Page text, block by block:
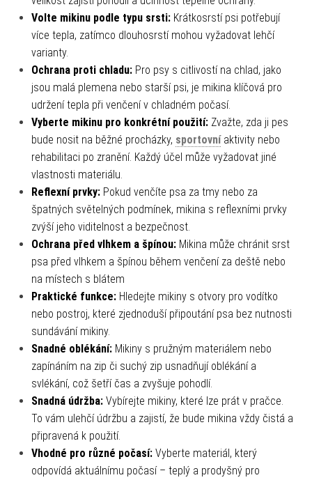
Volte mikinu podle typu srsti: Krátkosrstí psi potřebují
více tepla, zatímco dlouhosrstí mohou vyžadovat lehčí
varianty.
Ochrana proti chladu: Pro psy s citlivostí na chlad, jako
jsou malá plemena nebo starší psi, je mikina klíčová pro
udržení tepla při venčení v chladném počasí.
Vyberte mikinu pro konkrétní použití: Zvažte, zda ji pes
bude nosit na běžné procházky, sportovníaktivity nebo
rehabilitaci po zranění. Každý účel může vyžadovat jiné
vlastnosti materiálu.
Reflexní prvky: Pokud venčíte psa za tmy nebo za
špatných světelných podmínek, mikina s reflexními prvky
zvýší jeho viditelnost a bezpečnost.
Ochrana před vlhkem a špínou: Mikina může chránit srst
psa před vlhkem a špínou během venčení za deště nebo
na místech s blátem
Praktické funkce: Hledejte mikiny s otvory pro vodítko
nebo postroj, které zjednoduší připoutání psa bez nutnosti
sundávání mikiny.
Snadné oblékání: Mikiny s pružným materiálem nebo
zapínáním na zip či suchý zip usnadňují oblékání a
svlékání, což šetří čas a zvyšuje pohodlí.
Snadná údržba: Vybírejte mikiny, které lze prát v pračce.
To vám ulehčí údržbu a zajistí, že bude mikina vždy čistá a
připravená k použití.
Vhodné pro různé počasí: Vyberte materiál, který
odpovídá aktuálnímu počasí – teplý a prodyšný pro